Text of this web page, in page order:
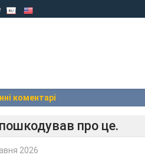
коментарі
про це.
2026